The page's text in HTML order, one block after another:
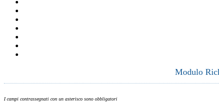
Modulo
I campi contrassegnati con un asterisco sono obbligatori